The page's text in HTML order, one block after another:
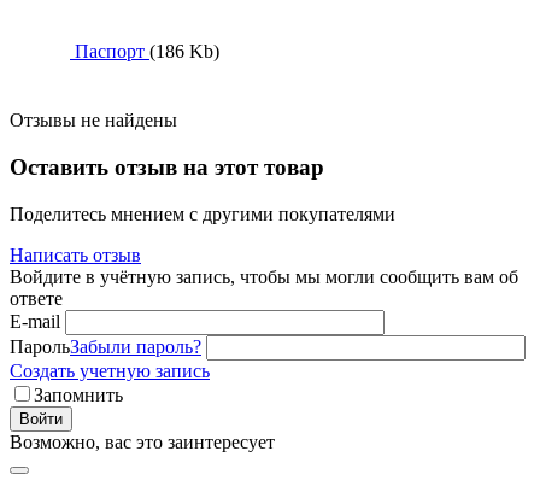
Паспорт (186 Kb)
Отзывы не найдены
Оставить отзыв на этот товар
Поделитесь мнением с другими покупателями
Написать отзыв
Войдите в учётную запись, чтобы мы могли сообщить вам об
ответе
E-mail
ПарольЗабыли пароль?
Создать учетную запись
Запомнить
Войти
Возможно, вас это заинтересует